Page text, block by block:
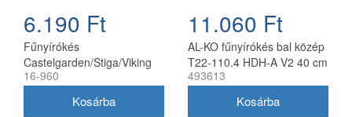
6.190 Ft
Fűnyírókés
Castelgarden/Stiga/Viking
46 cm
16-960
11.060 Ft
AL-KO fűnyírókés bal közép
T22-110.4 HDH-A V2 40 cm
493613